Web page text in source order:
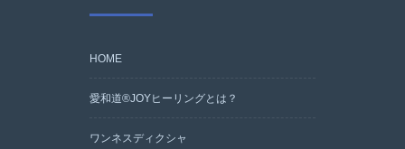
HOME
愛和道®JOYヒーリングとは？
ワンネスディクシャ